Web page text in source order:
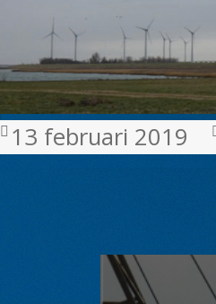
Geplaatst
13 februari 2019
Bericht
navigatie